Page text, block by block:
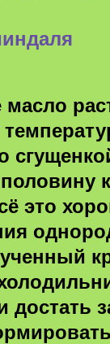
это
достать